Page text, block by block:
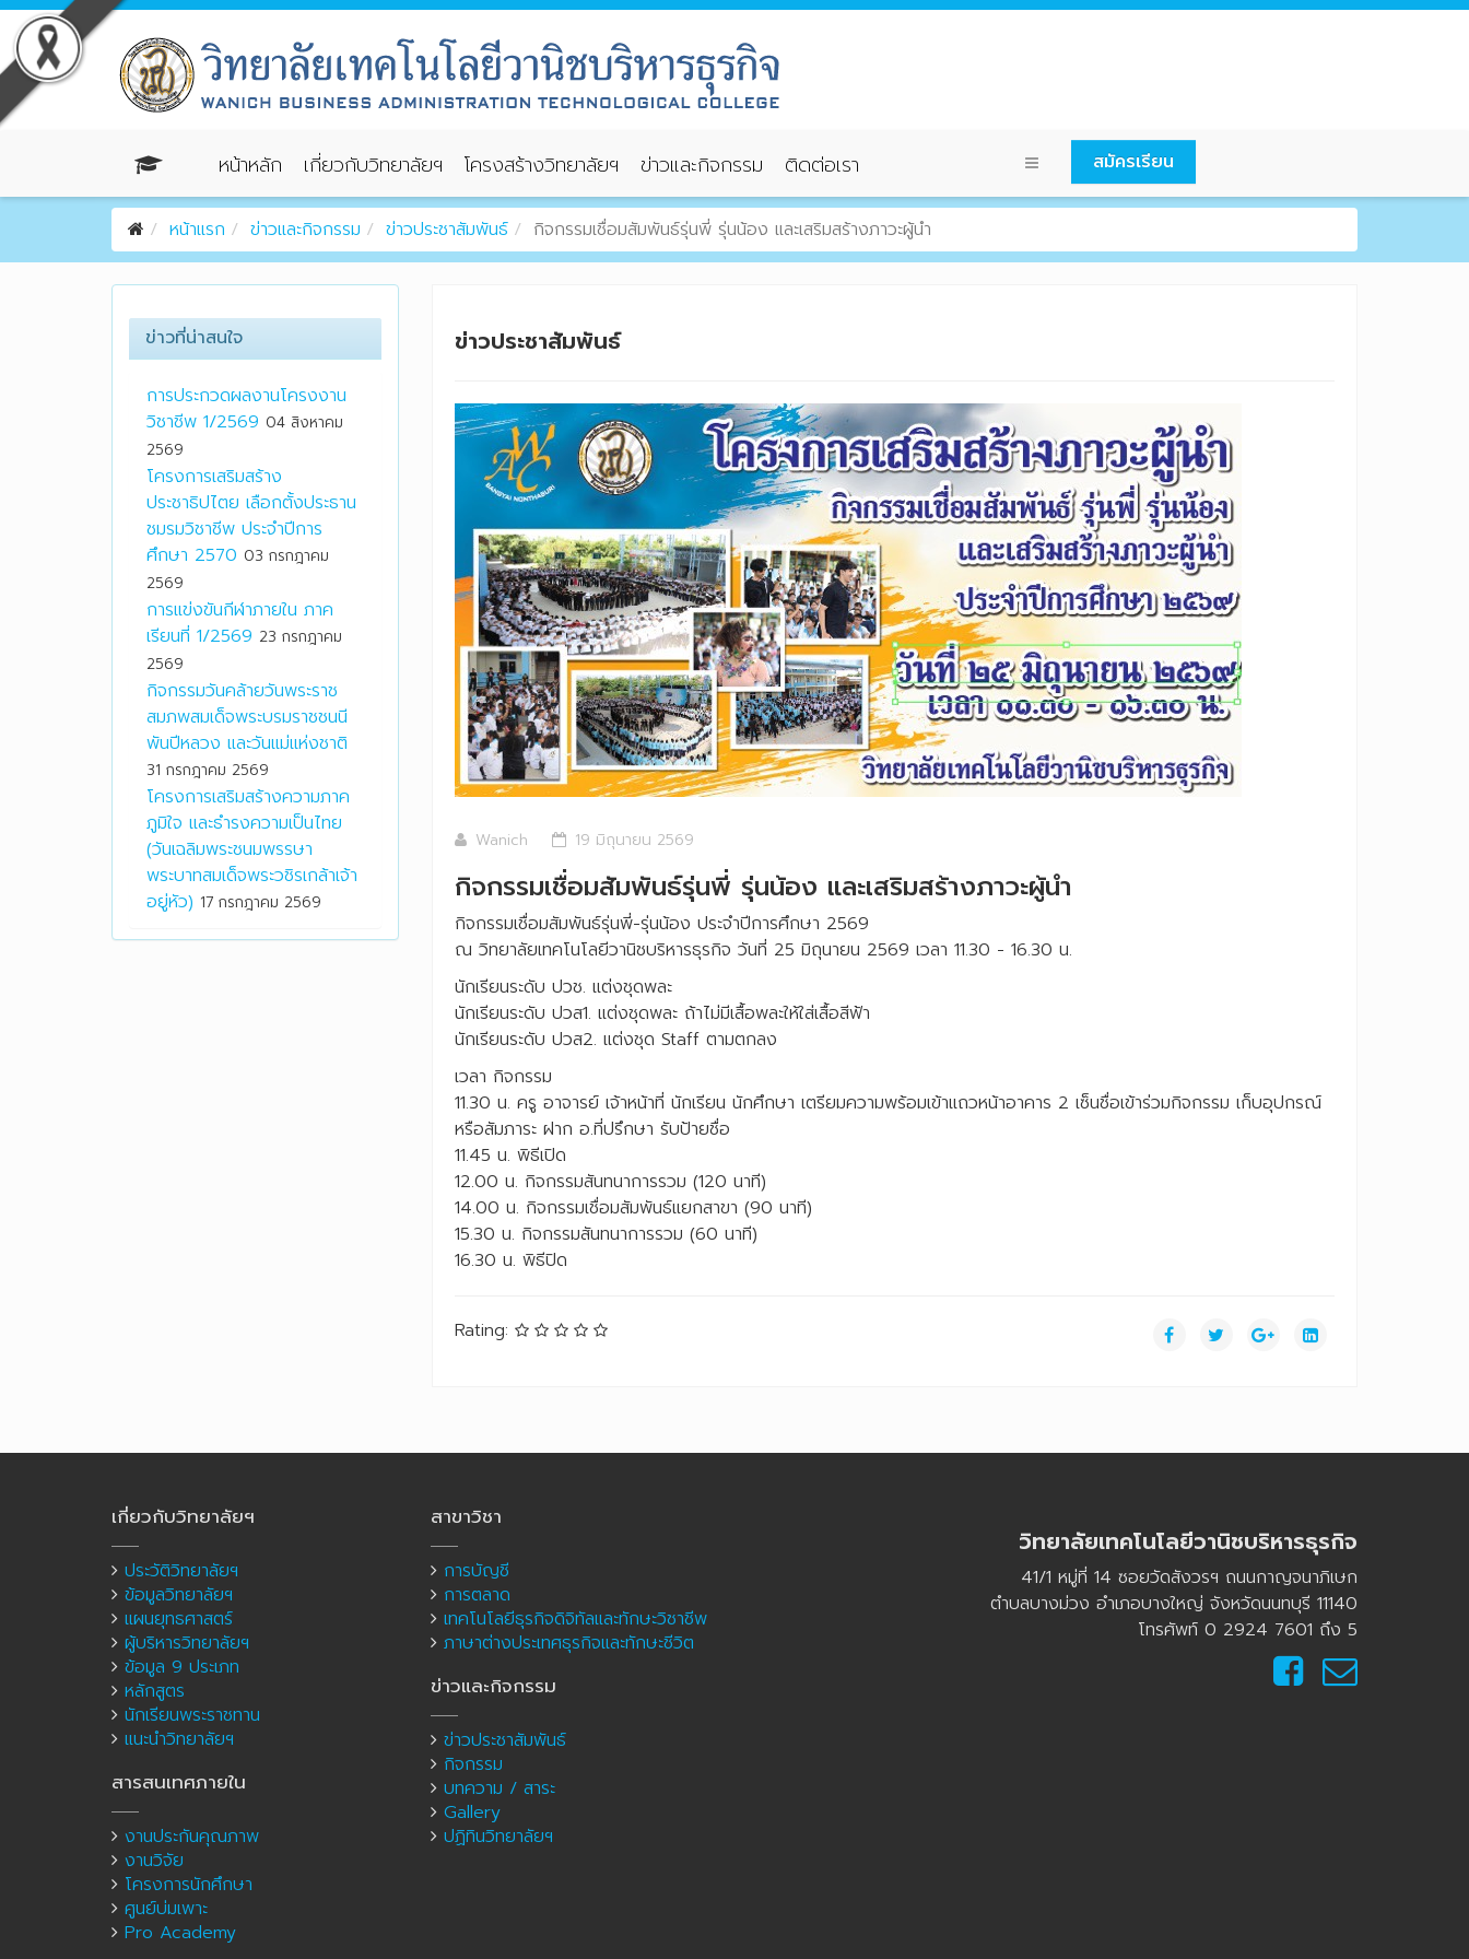
หน้าหลัก เกี่ยวกับวิทยาลัยฯ โครงสร้างวิทยาลัยฯ ข่าวและกิจกรรม ติดต่อเรา สมัครเรียน
หน้าแรก ข่าวและกิจกรรม ข่าวประชาสัมพันธ์ กิจกรรมเชื่อมสัมพันธ์รุ่นพี่ รุ่นน้อง และเสริมสร้างภาวะผู้นำ
ข่าวที่น่าสนใจ
การประกวดผลงานโครงงาน
วิชาชีพ 1/2569 04 สิงหาคม
2569
โครงการเสริมสร้าง
ประชาธิปไตย เลือกตั้งประธาน
ชมรมวิชาชีพ ประจำปีการ
ศึกษา 2570 03 กรกฎาคม
2569
การแข่งขันกีฬาภายใน ภาค
เรียนที่ 1/2569 23 กรกฎาคม
2569
กิจกรรมวันคล้ายวันพระราช
สมภพสมเด็จพระบรมราชชนนี
พันปีหลวง และวันแม่แห่งชาติ
31 กรกฎาคม 2569
โครงการเสริมสร้างความภาค
ภูมิใจ และธำรงความเป็นไทย
(วันเฉลิมพระชนมพรรษา
พระบาทสมเด็จพระวชิรเกล้าเจ้า
อยู่หัว) 17 กรกฎาคม 2569
ข่าวประชาสัมพันธ์
Wanich 19 มิถุนายน 2569
กิจกรรมเชื่อมสัมพันธ์รุ่นพี่ รุ่นน้อง และเสริมสร้างภาวะผู้นำ
กิจกรรมเชื่อมสัมพันธ์รุ่นพี่-รุ่นน้อง ประจำปีการศึกษา 2569
ณ วิทยาลัยเทคโนโลยีวานิชบริหารธุรกิจ วันที่ 25 มิถุนายน 2569 เวลา 11.30 - 16.30 น.
นักเรียนระดับ ปวช. แต่งชุดพละ
นักเรียนระดับ ปวส1. แต่งชุดพละ ถ้าไม่มีเสื้อพละให้ใส่เสื้อสีฟ้า
นักเรียนระดับ ปวส2. แต่งชุด Staff ตามตกลง
เวลา กิจกรรม
11.30 น. ครู อาจารย์ เจ้าหน้าที่ นักเรียน นักศึกษา เตรียมความพร้อมเข้าแถวหน้าอาคาร 2 เซ็นชื่อเข้าร่วมกิจกรรม เก็บอุปกรณ์
หรือสัมภาระ ฝาก อ.ที่ปรึกษา รับป้ายชื่อ
11.45 น. พิธีเปิด
12.00 น. กิจกรรมสันทนาการรวม (120 นาที)
14.00 น. กิจกรรมเชื่อมสัมพันธ์แยกสาขา (90 นาที)
15.30 น. กิจกรรมสันทนาการรวม (60 นาที)
16.30 น. พิธีปิด
Rating:
เกี่ยวกับวิทยาลัยฯ
ประวัติวิทยาลัยฯ
ข้อมูลวิทยาลัยฯ
แผนยุทธศาสตร์
ผู้บริหารวิทยาลัยฯ
ข้อมูล 9 ประเภท
หลักสูตร
นักเรียนพระราชทาน
แนะนำวิทยาลัยฯ
สารสนเทศภายใน
งานประกันคุณภาพ
งานวิจัย
โครงการนักศึกษา
ศูนย์บ่มเพาะ
Pro Academy
สาขาวิชา
การบัญชี
การตลาด
เทคโนโลยีธุรกิจดิจิทัลและทักษะวิชาชีพ
ภาษาต่างประเทศธุรกิจและทักษะชีวิต
ข่าวและกิจกรรม
ข่าวประชาสัมพันธ์
กิจกรรม
บทความ / สาระ
Gallery
ปฏิทินวิทยาลัยฯ
วิทยาลัยเทคโนโลยีวานิชบริหารธุรกิจ
41/1 หมู่ที่ 14 ซอยวัดสังวรฯ ถนนกาญจนาภิเษก
ตำบลบางม่วง อำเภอบางใหญ่ จังหวัดนนทบุรี 11140
โทรศัพท์ 0 2924 7601 ถึง 5